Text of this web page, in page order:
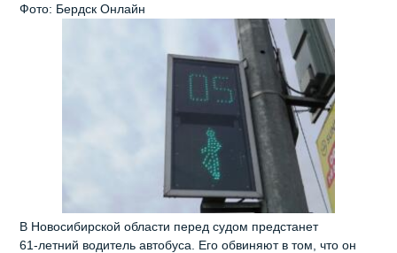
Фото: Бердск Онлайн
В Новосибирской области перед судом предстанет
61‑летний водитель автобуса. Его обвиняют в том, что он